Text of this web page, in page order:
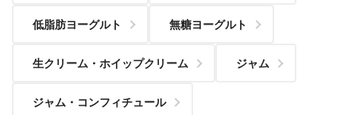
低脂肪ヨーグルト 無糖ヨーグルト
生クリーム・ホイップクリーム ジャム
ジャム・コンフィチュール